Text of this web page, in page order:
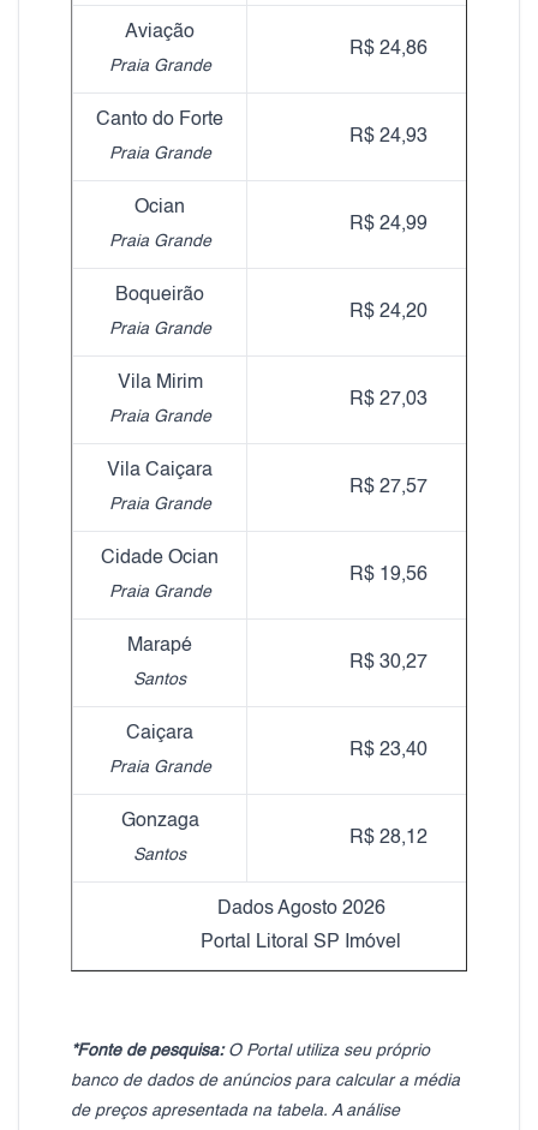
Aviação
Praia Grande
R$ 24,86
Canto do Forte
Praia Grande
R$ 24,93
Ocian
Praia Grande
R$ 24,99
Boqueirão
Praia Grande
R$ 24,20
Vila Mirim
Praia Grande
R$ 27,03
Vila Caiçara
Praia Grande
R$ 27,57
Cidade Ocian
Praia Grande
R$ 19,56
Marapé
Santos
R$ 30,27
Caiçara
Praia Grande
R$ 23,40
Gonzaga
Santos
R$ 28,12
Dados Agosto 2026
Portal Litoral SP Imóvel
*Fonte de pesquisa:O Portal utiliza seu próprio
banco de dados de anúncios para calcular a média
de preços apresentada na tabela. A análise